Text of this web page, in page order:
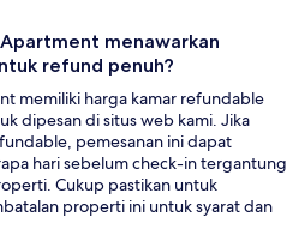
menawarkan
refund penuh?
memiliki harga kamar refundable
dipesan di situs web kami. Jika
pemesanan ini dapat
hari sebelum check-in tergantung
Cukup pastikan untuk
properti ini untuk syarat dan